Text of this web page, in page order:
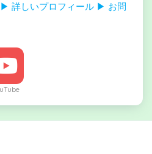
▶ 詳しいプロフィール ▶ お問